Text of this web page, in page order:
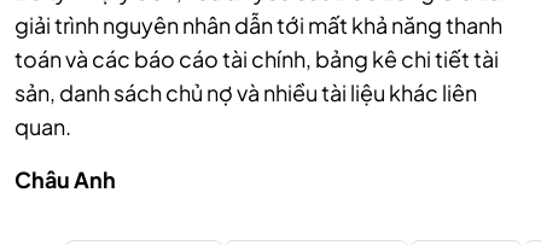
giải trình nguyên nhân dẫn tới mất khả năng thanh
toán và các báo cáo tài chính, bảng kê chi tiết tài
sản, danh sách chủ nợ và nhiều tài liệu khác liên
quan.
Châu Anh